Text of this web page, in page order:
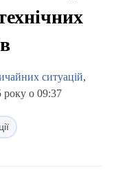
ситуацій,
року о 09:37